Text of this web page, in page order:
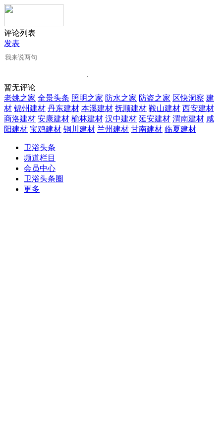
评论列表
发表
暂无评论
老姚之家 全景头条 照明之家 防水之家 防盗之家 区快洞察 建
材 锦州建材 丹东建材 本溪建材 抚顺建材 鞍山建材 西安建材
商洛建材 安康建材 榆林建材 汉中建材 延安建材 渭南建材 咸
阳建材 宝鸡建材 铜川建材 兰州建材 甘南建材 临夏建材
卫浴头条
频道栏目
会员中心
卫浴头条圈
更多